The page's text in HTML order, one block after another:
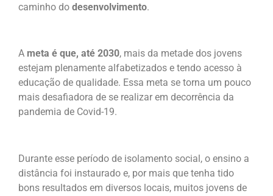
caminho do desenvolvimento.
A meta é que, até 2030, mais da metade dos jovens
estejam plenamente alfabetizados e tendo acesso à
educação de qualidade. Essa meta se torna um pouco
mais desafiadora de se realizar em decorrência da
pandemia de Covid-19.
Durante esse período de isolamento social, o ensino a
distância foi instaurado e, por mais que tenha tido
bons resultados em diversos locais, muitos jovens de